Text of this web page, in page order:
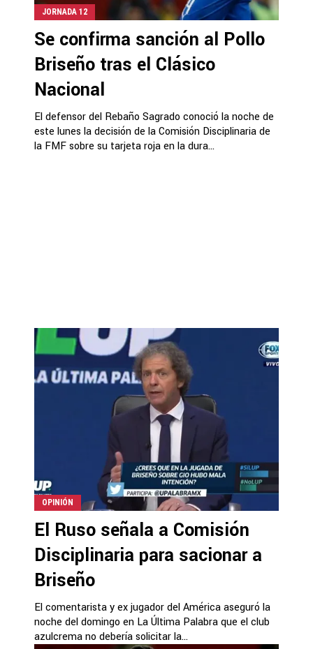
JORNADA 12
Se confirma sanción al Pollo
Briseño tras el Clásico
Nacional
El defensor del Rebaño Sagrado conoció la noche de
este lunes la decisión de la Comisión Disciplinaria de
la FMF sobre su tarjeta roja en la dura...
OPINIÓN
El Ruso señala a Comisión
Disciplinaria para sacionar a
Briseño
El comentarista y ex jugador del América aseguró la
noche del domingo en La Última Palabra que el club
azulcrema no debería solicitar la...